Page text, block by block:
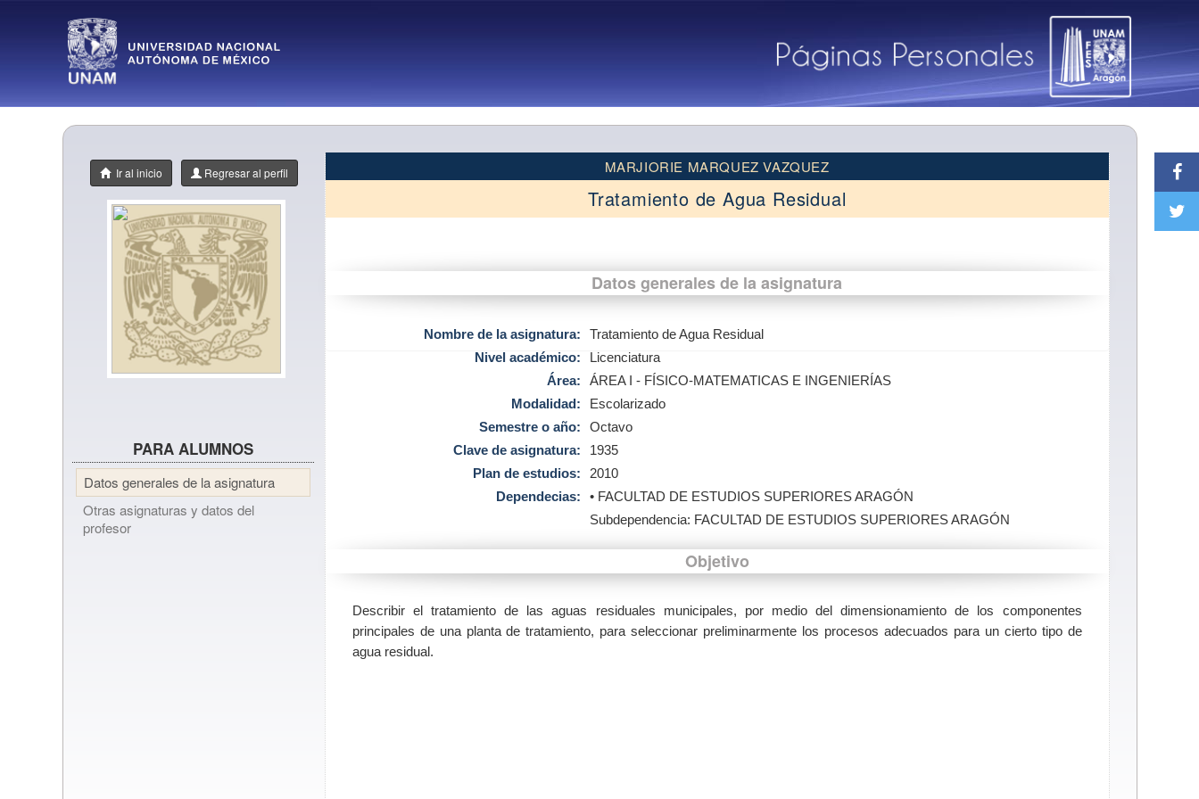
Ir al inicio Regresar al perfil
PARA ALUMNOS
Datos generales de la asignatura
Otras asignaturas y datos del
profesor
MARJIORIE MARQUEZ VAZQUEZ
Tratamiento de Agua Residual
Datos generales de la asignatura
Nombre de la asignatura:
Tratamiento de Agua Residual
Nivel académico:
Licenciatura
Área:
ÁREA I - FÍSICO-MATEMATICAS E INGENIERÍAS
Modalidad:
Escolarizado
Semestre o año:
Octavo
Clave de asignatura:
1935
Plan de estudios:
2010
Dependecias:
• FACULTAD DE ESTUDIOS SUPERIORES ARAGÓN
Subdependencia: FACULTAD DE ESTUDIOS SUPERIORES ARAGÓN
Objetivo
Describir el tratamiento de las aguas residuales municipales, por medio del dimensionamiento de los componentes
principales de una planta de tratamiento, para seleccionar preliminarmente los procesos adecuados para un cierto tipo de
agua residual.